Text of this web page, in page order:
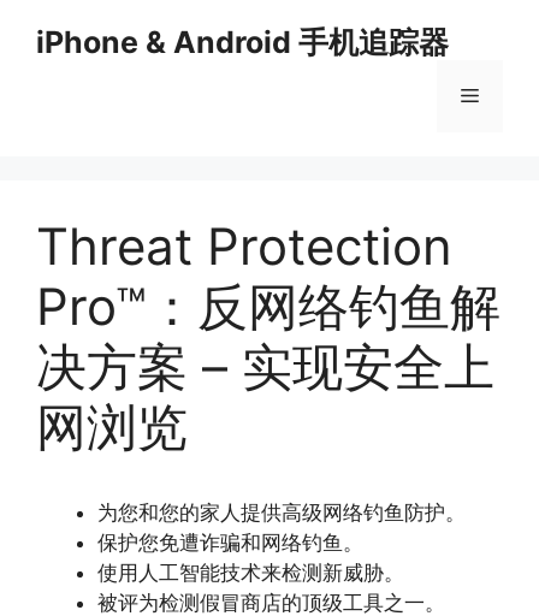
iPhone & Android 手机追踪器
Menu
Threat Protection
Pro™：反网络钓鱼解
决方案 – 实现安全上
网浏览
为您和您的家人提供高级网络钓鱼防护。
保护您免遭诈骗和网络钓鱼。
使用人工智能技术来检测新威胁。
被评为检测假冒商店的顶级工具之一。